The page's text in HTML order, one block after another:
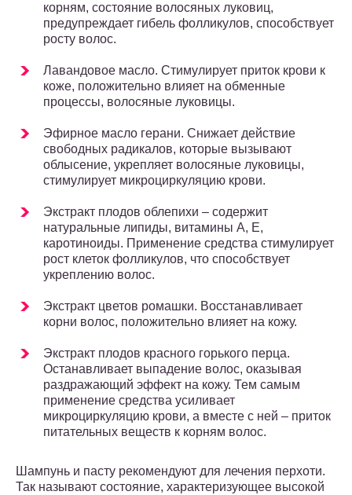
корням, состояние волосяных луковиц,
предупреждает гибель фолликулов, способствует
росту волос.
Лавандовое масло. Стимулирует приток крови к
коже, положительно влияет на обменные
процессы, волосяные луковицы.
Эфирное масло герани. Снижает действие
свободных радикалов, которые вызывают
облысение, укрепляет волосяные луковицы,
стимулирует микроциркуляцию крови.
Экстракт плодов облепихи – содержит
натуральные липиды, витамины А, Е,
каротиноиды. Применение средства стимулирует
рост клеток фолликулов, что способствует
укреплению волос.
Экстракт цветов ромашки. Восстанавливает
корни волос, положительно влияет на кожу.
Экстракт плодов красного горького перца.
Останавливает выпадение волос, оказывая
раздражающий эффект на кожу. Тем самым
применение средства усиливает
микроциркуляцию крови, а вместе с ней – приток
питательных веществ к корням волос.
Шампунь и пасту рекомендуют для лечения перхоти.
Так называют состояние, характеризующее высокой